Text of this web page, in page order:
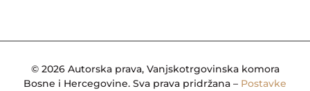
© 2026 Autorska prava, Vanjskotrgovinska komora
Bosne i Hercegovine. Sva prava pridržana – Postavke